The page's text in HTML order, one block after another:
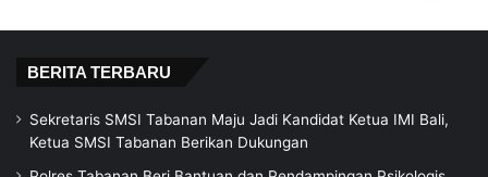
BERITA TERBARU
Sekretaris SMSI Tabanan Maju Jadi Kandidat Ketua IMI Bali,
Ketua SMSI Tabanan Berikan Dukungan